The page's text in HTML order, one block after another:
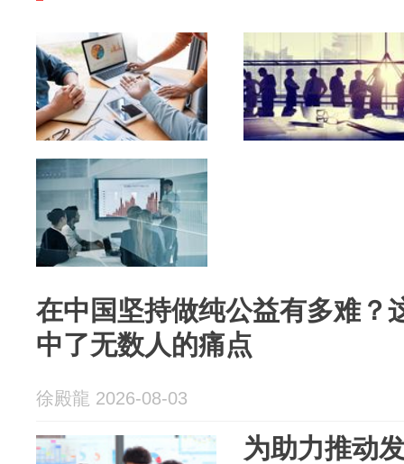
在中国坚持做纯公益有多难？
中了无数人的痛点
徐殿龍 2026-08-03
为助力推动